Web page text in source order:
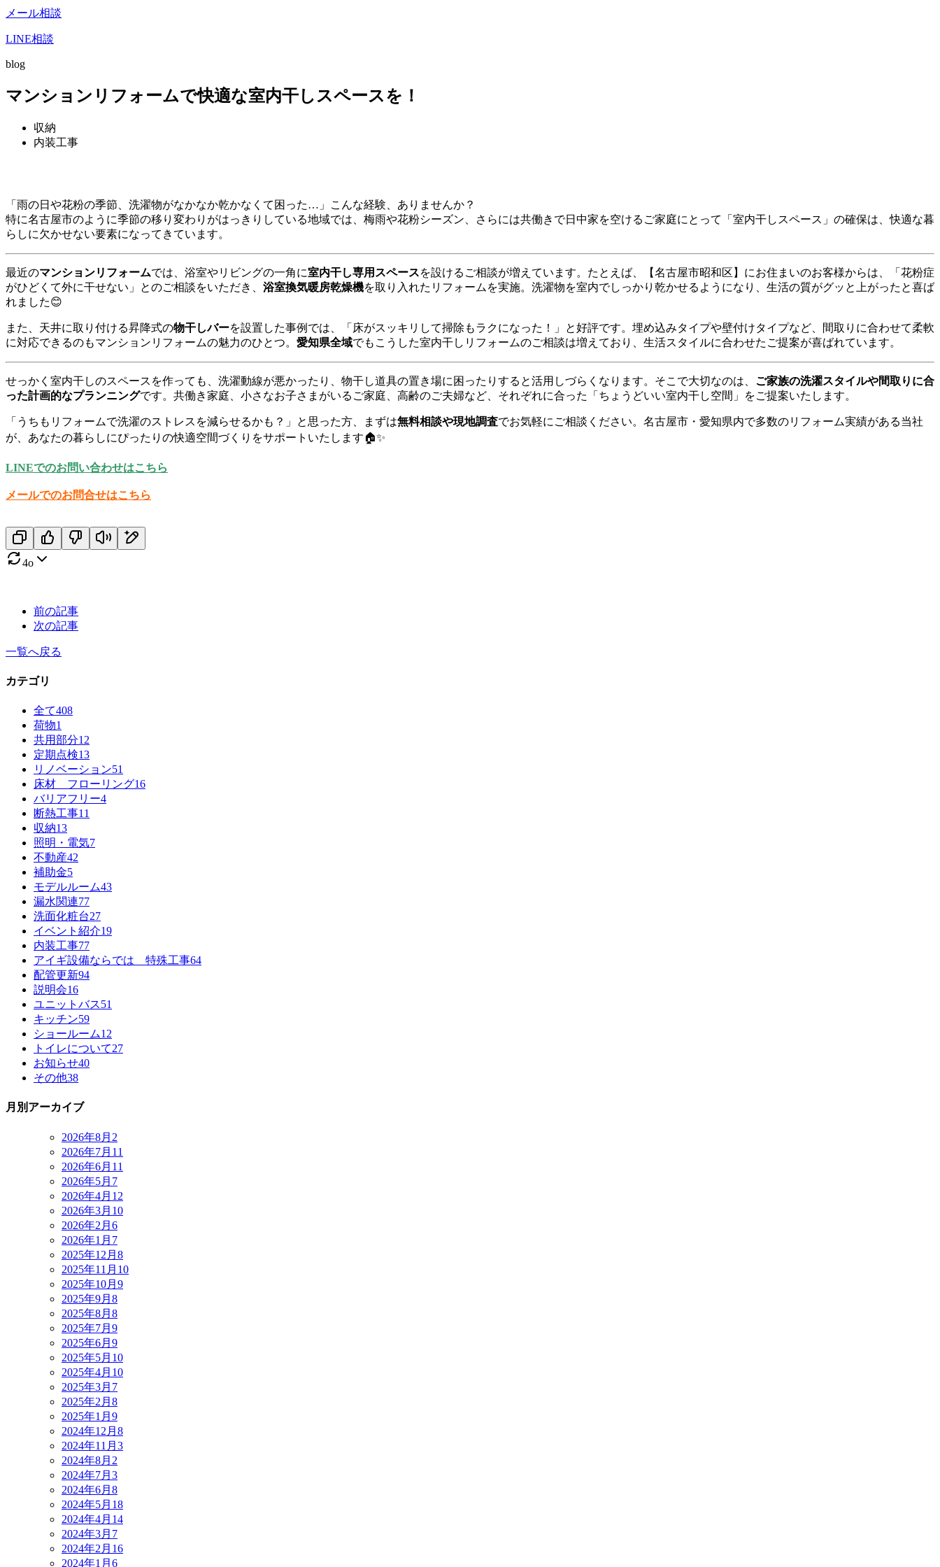
メール相談
LINE相談
blog
マンションリフォームで快適な室内干しスペースを！
収納
内装工事
「雨の日や花粉の季節、洗濯物がなかなか乾かなくて困った…」こんな経験、ありませんか？
特に名古屋市のように季節の移り変わりがはっきりしている地域では、梅雨や花粉シーズン、さらには共働きで日中家を空けるご家庭にとって「室内干しスペース」の確保は、快適な暮
らしに欠かせない要素になってきています。
最近のマンションリフォームでは、浴室やリビングの一角に室内干し専用スペースを設けるご相談が増えています。たとえば、【名古屋市昭和区】にお住まいのお客様からは、「花粉症
がひどくて外に干せない」とのご相談をいただき、 浴室換気暖房乾燥機を取り入れたリフォームを実施。洗濯物を室内でしっかり乾かせるようになり、生活の質がグッと上がったと喜ば
れました😊
また、天井に取り付ける昇降式の物干しバーを設置した事例では、「床がスッキリして掃除もラクになった！」と好評です。埋め込みタイプや壁付けタイプなど、間取りに合わせて柔軟
に対応できるのもマンションリフォームの魅力のひとつ。 愛知県全域でもこうした室内干しリフォームのご相談は増えており、生活スタイルに合わせたご提案が喜ばれています。
せっかく室内干しのスペースを作っても、洗濯動線が悪かったり、物干し道具の置き場に困ったりすると活用しづらくなります。そこで大切なのは、 ご家族の洗濯スタイルや間取りに合
った計画的なプランニングです。共働き家庭、小さなお子さまがいるご家庭、高齢のご夫婦など、それぞれに合った「ちょうどいい室内干し空間」をご提案いたします。
「うちもリフォームで洗濯のストレスを減らせるかも？」と思った方、まずは無料相談や現地調査でお気軽にご相談ください。名古屋市・愛知県内で多数のリフォーム実績がある当社
が、あなたの暮らしにぴったりの快適空間づくりをサポートいたします🏠✨
LINEでのお問い合わせはこちら
メールでのお問合せはこちら
4o
前の記事
次の記事
一覧へ戻る
カテゴリ
全て408
荷物1
共用部分12
定期点検13
リノベーション51
床材 フローリング16
バリアフリー4
断熱工事11
収納13
照明・電気7
不動産42
補助金5
モデルルーム43
漏水関連77
洗面化粧台27
イベント紹介19
内装工事77
アイギ設備ならでは 特殊工事64
配管更新94
説明会16
ユニットバス51
キッチン59
ショールーム12
トイレについて27
お知らせ40
その他38
月別アーカイブ
2026年8月 2
2026年7月 11
2026年6月 11
2026年5月 7
2026年4月 12
2026年3月 10
2026年2月 6
2026年1月 7
2025年12月 8
2025年11月 10
2025年10月 9
2025年9月 8
2025年8月 8
2025年7月 9
2025年6月 9
2025年5月 10
2025年4月 10
2025年3月 7
2025年2月 8
2025年1月 9
2024年12月 8
2024年11月 3
2024年8月 2
2024年7月 3
2024年6月 8
2024年5月 18
2024年4月 14
2024年3月 7
2024年2月 16
2024年1月 6